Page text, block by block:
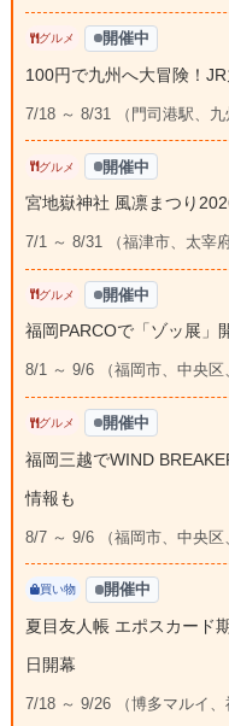
グルメ 開催中
100円で九州へ大冒険！
7/18 ～ 8/31 （門司港駅、九
グルメ 開催中
宮地嶽神社 風凛まつり
7/1 ～ 8/31 （福津市、太宰
グルメ 開催中
福岡PARCOで「ゾッ展」
8/1 ～ 9/6 （福岡市、中央区
グルメ 開催中
福岡三越でWIND
情報も
8/7 ～ 9/6 （福岡市、中央区
買い物 開催中
夏目友人帳 エポスカード
日開幕
7/18 ～ 9/26 （博多マルイ、